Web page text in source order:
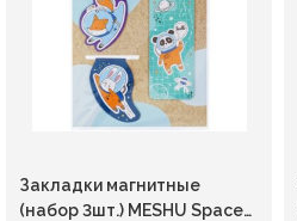
Закладки магнитные
(набор 3шт.) MESHU Space